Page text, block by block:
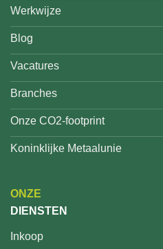
Werkwijze
Blog
Vacatures
Branches
Onze CO2-footprint
Koninklijke Metaalunie
ONZE
DIENSTEN
Inkoop